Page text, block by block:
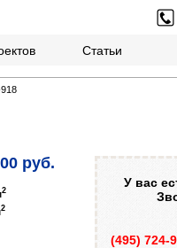
Статьи
руб.
2
2
У вас
(495) 724-